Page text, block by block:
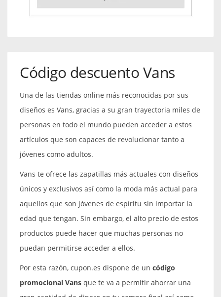
Código descuento Vans
Una de las tiendas online más reconocidas por sus
diseños es Vans, gracias a su gran trayectoria miles de
personas en todo el mundo pueden acceder a estos
artículos que son capaces de revolucionar tanto a
jóvenes como adultos.
Vans te ofrece las zapatillas más actuales con diseños
únicos y exclusivos así como la moda más actual para
aquellos que son jóvenes de espíritu sin importar la
edad que tengan. Sin embargo, el alto precio de estos
productos puede hacer que muchas personas no
puedan permitirse acceder a ellos.
Por esta razón, cupon.es dispone de un código
promocional Vans que te va a permitir ahorrar una